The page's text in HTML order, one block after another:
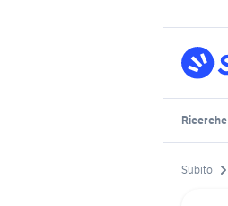
Ricerche
Subito